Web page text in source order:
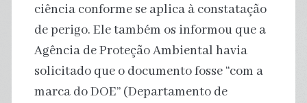
ciência conforme se aplica à constatação
de perigo. Ele também os informou que a
Agência de Proteção Ambiental havia
solicitado que o documento fosse “com a
marca do DOE” (Departamento de